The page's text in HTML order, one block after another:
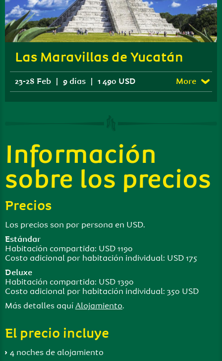
Las Maravillas de Yucatán
23-28 Feb | 9 días | 1 490 USD More
Información
sobre los precios
Precios
Los precios son por persona en USD.
Estándar
Habitación compartida: USD 1190
Costo adicional por habitación individual: USD 175
Deluxe
Habitación compartida: USD 1390
Costo adicional por habitación individual: 350 USD
Más detalles aquí Alojamiento.
El precio incluye
4 noches de alojamiento